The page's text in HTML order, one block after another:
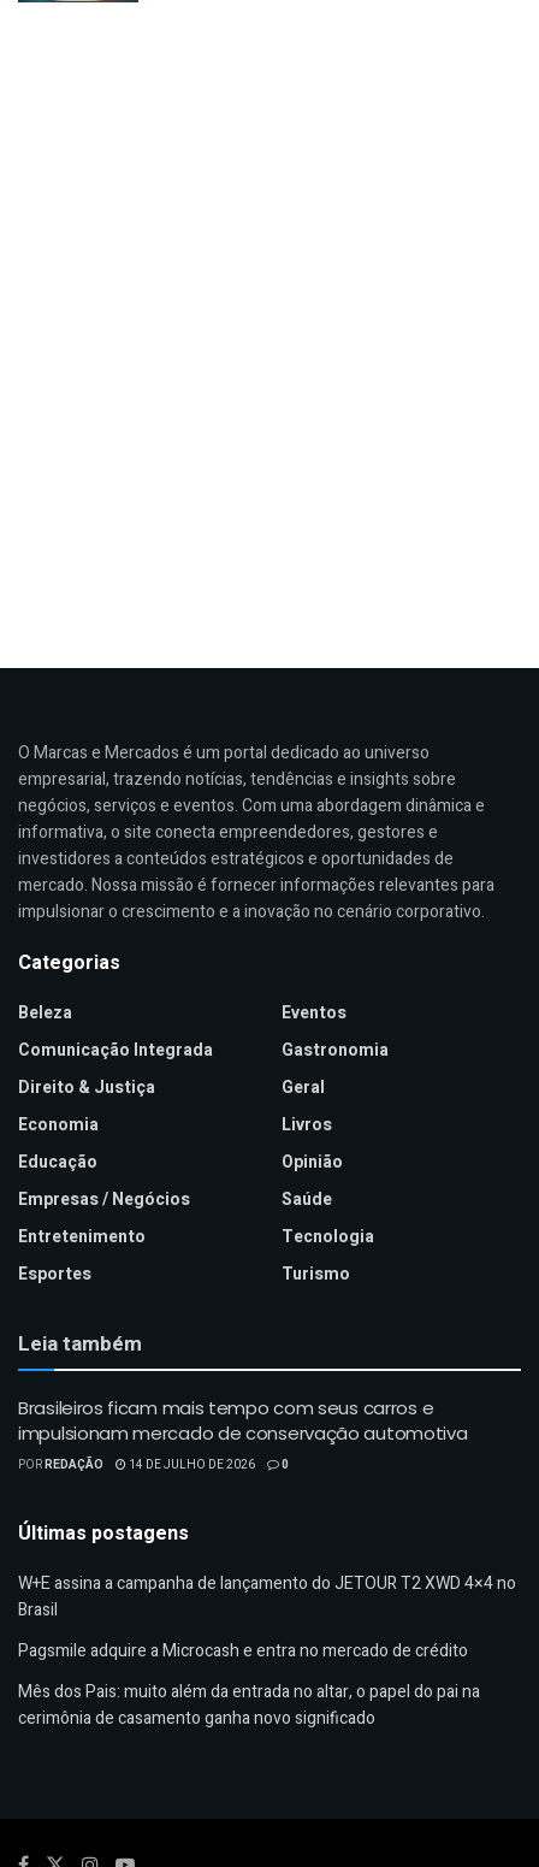
O Marcas e Mercados é um portal dedicado ao universo
empresarial, trazendo notícias, tendências e insights sobre
negócios, serviços e eventos. Com uma abordagem dinâmica e
informativa, o site conecta empreendedores, gestores e
investidores a conteúdos estratégicos e oportunidades de
mercado. Nossa missão é fornecer informações relevantes para
impulsionar o crescimento e a inovação no cenário corporativo.
Categorias
Beleza
Comunicação Integrada
Direito & Justiça
Economia
Educação
Empresas / Negócios
Entretenimento
Esportes
Eventos
Gastronomia
Geral
Livros
Opinião
Saúde
Tecnologia
Turismo
Leia também
Brasileiros ficam mais tempo com seus carros e
impulsionam mercado de conservação automotiva
PORREDAÇÃO 14 DE JULHO DE 2026 0
Últimas postagens
W+E assina a campanha de lançamento do JETOUR T2 XWD 4×4 no
Brasil
Pagsmile adquire a Microcash e entra no mercado de crédito
Mês dos Pais: muito além da entrada no altar, o papel do pai na
cerimônia de casamento ganha novo significado